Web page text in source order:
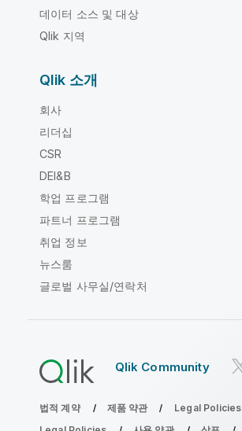
데이터 소스 및 대상
Qlik 지역
Qlik 소개
회사
리더십
CSR
DEI&B
학업 프로그램
파트너 프로그램
취업 정보
뉴스룸
글로벌 사무실/연락처
Qlik Community
법적 계약 제품 약관
Legal Policies